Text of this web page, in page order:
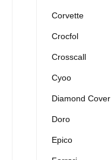
Corvette
Crocfol
Crosscall
Cyoo
Diamond Cover
Doro
Epico